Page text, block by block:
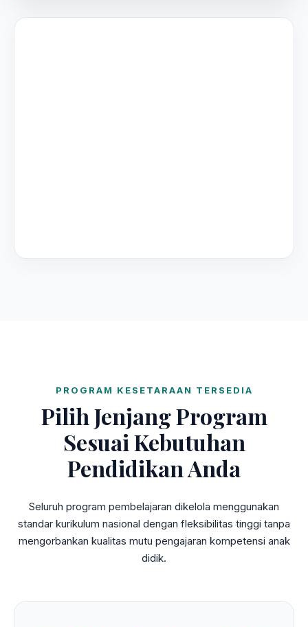
PROGRAM KESETARAAN TERSEDIA
Pilih Jenjang Program
Sesuai Kebutuhan
Pendidikan Anda
Seluruh program pembelajaran dikelola menggunakan
standar kurikulum nasional dengan fleksibilitas tinggi tanpa
mengorbankan kualitas mutu pengajaran kompetensi anak
didik.